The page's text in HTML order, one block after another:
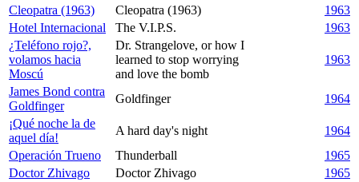
Cleopatra (1963)
Cleopatra (1963)
1963
Hotel Internacional
The V.I.P.S.
1963
¿Teléfono rojo?,
volamos hacia
Moscú
Dr. Strangelove, or how I
learned to stop worrying
and love the bomb
1963
James Bond contra
Goldfinger
Goldfinger
1964
¡Qué noche la de
aquel día!
A hard day's night
1964
Operación Trueno
Thunderball
1965
Doctor Zhivago
Doctor Zhivago
1965